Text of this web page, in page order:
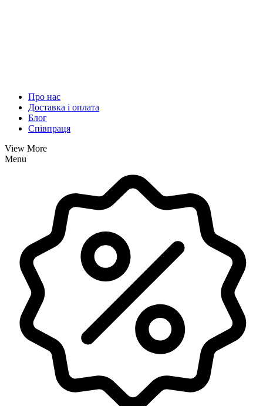
Про нас
Доставка і оплата
Блог
Співпраця
View More
Menu